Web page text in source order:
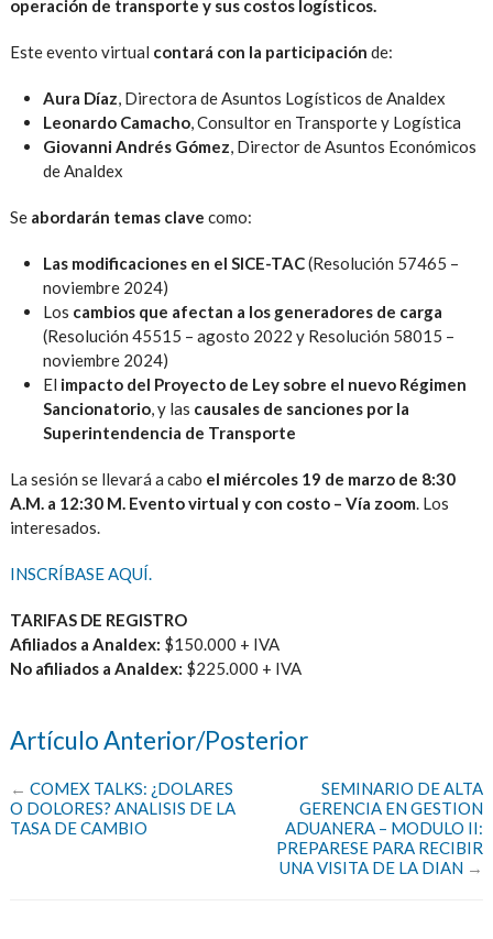
operación de transporte y sus costos logísticos.
Este evento virtual contará con la participación de:
Aura Díaz, Directora de Asuntos Logísticos de Analdex
Leonardo Camacho, Consultor en Transporte y Logística
Giovanni Andrés Gómez, Director de Asuntos Económicos
de Analdex
Se abordarán temas clave como:
Las modificaciones en el SICE-TAC(Resolución 57465 –
noviembre 2024)
Los cambios que afectan a los generadores de carga
(Resolución 45515 – agosto 2022 y Resolución 58015 –
noviembre 2024)
El impacto del Proyecto de Ley sobre el nuevo Régimen
Sancionatorio, y las causales de sanciones por la
Superintendencia de Transporte
La sesión se llevará a cabo el miércoles 19 de marzo de 8:30
A.M. a 12:30 M. Evento virtual y con costo – Vía zoom. Los
interesados.
INSCRÍBASE AQUÍ.
TARIFAS DE REGISTRO
Afiliados a Analdex: $150.000 + IVA
No afiliados a Analdex: $225.000 + IVA
Artículo Anterior/Posterior
← COMEX TALKS: ¿DOLARES
O DOLORES? ANALISIS DE LA
TASA DE CAMBIO
SEMINARIO DE ALTA
GERENCIA EN GESTION
ADUANERA – MODULO II:
PREPARESE PARA RECIBIR
UNA VISITA DE LA DIAN →